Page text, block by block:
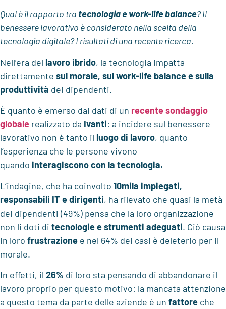
Qual è il rapporto tra tecnologia e work-life balance? Il
benessere lavorativo è considerato nella scelta della
tecnologia digitale? I risultati di una recente ricerca.
Nell’era del lavoro ibrido, la tecnologia impatta
direttamente sul morale, sul work-life balance e sulla
produttività dei dipendenti.
È quanto è emerso dai dati di un recente sondaggio
globale realizzato da Ivanti: a incidere sul benessere
lavorativo non è tanto il luogo di lavoro, quanto
l’esperienza che le persone vivono
quando interagiscono con la tecnologia.
L’indagine, che ha coinvolto 10mila impiegati,
responsabili IT e dirigenti, ha rilevato che quasi la metà
dei dipendenti (49%) pensa che la loro organizzazione
non li doti di tecnologie e strumenti adeguati. Ciò causa
in loro frustrazione e nel 64% dei casi è deleterio per il
morale.
In effetti, il 26% di loro sta pensando di abbandonare il
lavoro proprio per questo motivo: la mancata attenzione
a questo tema da parte delle aziende è un fattore che